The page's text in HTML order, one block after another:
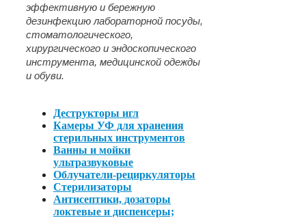
эффективную и бережную
дезинфекцию лабораторной посуды,
стоматологического,
хирургического и эндоскопического
инструмента, медицинской одежды
и обуви.
Деструкторы игл
Камеры УФ для хранения
стерильных инструментов
Ванны и мойки
ультразвуковые
Облучатели-рециркуляторы
Стерилизаторы
Антисептики, дозаторы
локтевые и диспенсеры;